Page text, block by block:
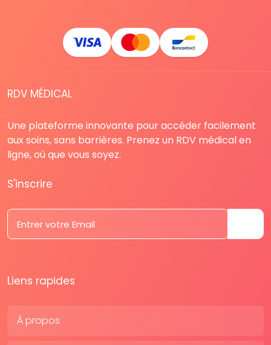
RDV MÉDICAL
Une plateforme innovante pour accéder facilement
aux soins, sans barrières. Prenez un RDV médical en
ligne, où que vous soyez.
S'inscrire
Liens rapides
À propos